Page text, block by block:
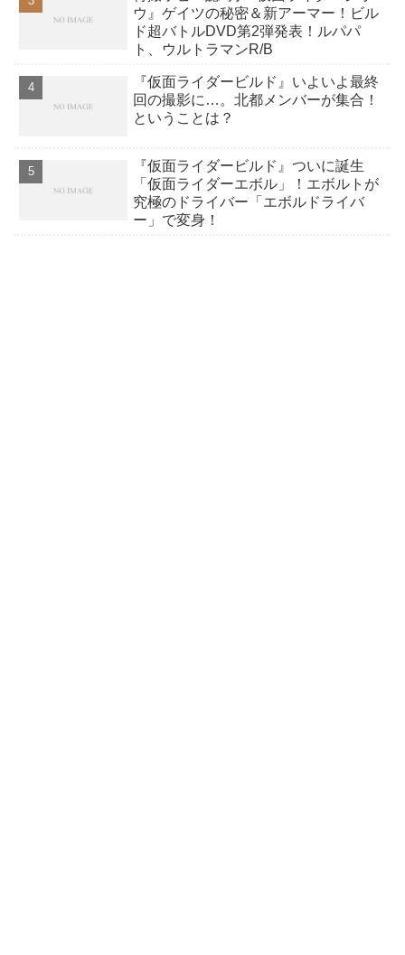
ウ』ゲイツの秘密＆新アーマー！ビル
ド超バトルDVD第2弾発表！ルパパ
ト、ウルトラマンR/B
『仮面ライダービルド』いよいよ最終
回の撮影に…。北都メンバーが集合！
ということは？
『仮面ライダービルド』ついに誕生
「仮面ライダーエボル」！エボルトが
究極のドライバー「エボルドライバ
ー」で変身！